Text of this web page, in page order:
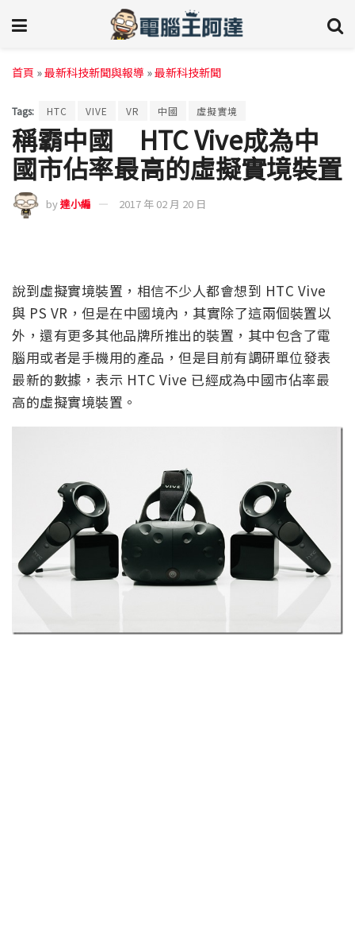
首頁 »最新科技新聞與報導 »最新科技新聞
Tags: HTC VIVE VR 中國 虛擬實境
稱霸中國 HTC Vive成為中
國市佔率最高的虛擬實境裝置
by達小編 2017 年 02 月 20 日
說到虛擬實境裝置，相信不少人都會想到 HTC Vive
與 PS VR，但是在中國境內，其實除了這兩個裝置以
外，還有更多其他品牌所推出的裝置，其中包含了電
腦用或者是手機用的產品，但是目前有調研單位發表
最新的數據，表示 HTC Vive 已經成為中國市佔率最
高的虛擬實境裝置。